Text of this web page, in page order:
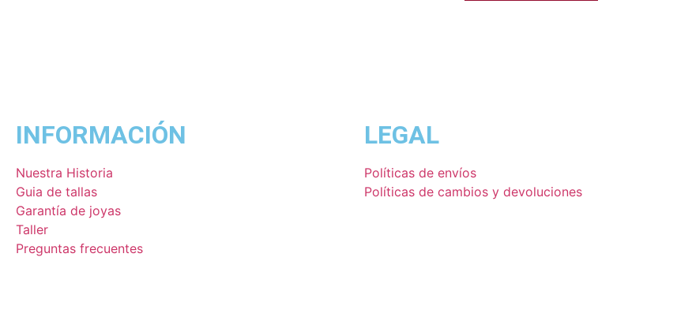
INFORMACIÓN
Nuestra Historia
Guia de tallas
Garantía de joyas
Taller
Preguntas frecuentes
LEGAL
Políticas de envíos
Políticas de cambios y devoluciones